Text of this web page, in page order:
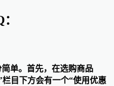
单。首先，在选购商品
目下方会有一个“使用优惠